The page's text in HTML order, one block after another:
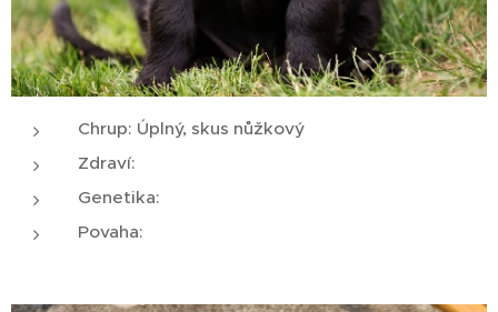
Chrup: Úplný, skus nůžkový
Zdraví:
Genetika:
Povaha: